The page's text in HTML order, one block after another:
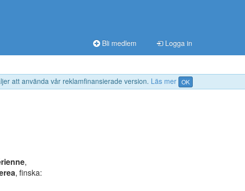
att använda vår reklamfinansierade version. Läs mer OK
Bli medlem Logga in
,
, finska: